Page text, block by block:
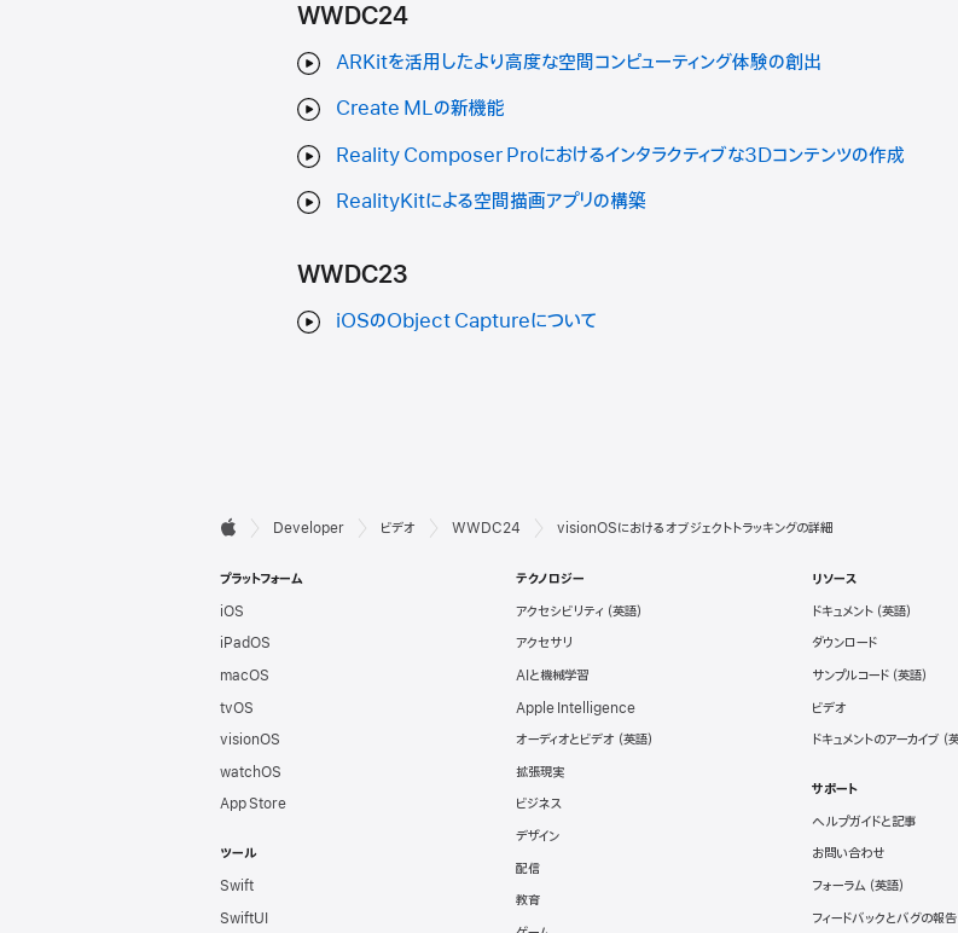
WWDC24
ARKitを活用したより高度な空間コンピューティング体験の創出
Create MLの新機能
Reality Composer Proにおけるインタラクティブな3Dコンテンツの作成
RealityKitによる空間描画アプリの構築
WWDC23
iOSのObject Captureについて
デ
ベ
ロ
ッ
パ
向
け
フ

Developer ビデオ WWDC24 visionOSにおけるオブジェクトトラッキングの詳細
プラットフォーム
iOS
iPadOS
macOS
tvOS
visionOS
watchOS
App Store
ツール
Swift
SwiftUI
テクノロジー
アクセシビリティ
アクセサリ
AIと機械学習
Apple Intelligence
オーディオとビデオ
拡張現実
ビジネス
デザイン
配信
教育
リソース
ドキュメント
ダウンロード
サンプルコード
ビデオ
ドキュメントのアーカイブ
サポート
ヘルプガイドと記事
お問い合わせ
フォーラム
フィードバックとバグの報告